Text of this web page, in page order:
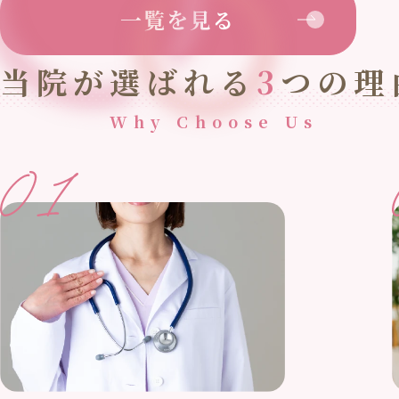
一覧を見る
当院が選ばれる 3 つの
Why Choose Us